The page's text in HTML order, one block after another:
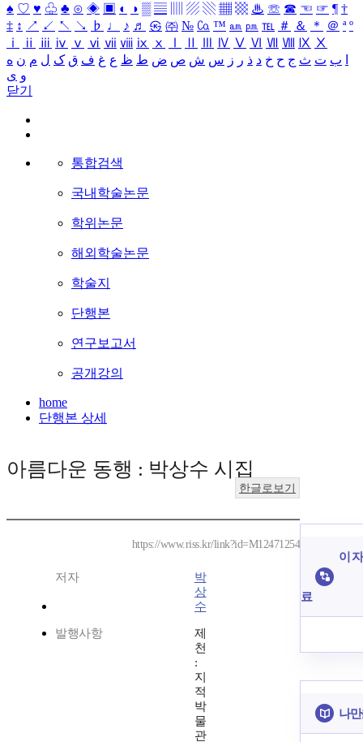
♠ ♡ ♥ ♧ ♣ ⊙ ◈ ▣ ◐ ◑ ▒ ▤ ▨ ▧ ▦ ▩ ♨ ☏ ☎ ☜ ☞ ¶ †
‡ ↕ ↗ ↙ ↖ ↘ ♭ ♩ ♪ ♬ ㉿ ㈜ № ㏇ ™ ㏂ ㏘ ℡ ＃ ＆ ＊ ＠ ª º
ⅰ
ⅱ ⅲ ⅳ ⅴ ⅵ ⅶ ⅷ ⅸ ⅹ Ⅳ Ⅴ Ⅵ Ⅶ Ⅷ Ⅸ Ⅹ
ب ت ث ج ح خ د ذ ر ز س ش ص ض ط ظ ع غ ف ق ک ل م ن ه
و ی
닫기
통합검색
국내학술논문
학위논문
해외학술논문
학술지
단행본
연구보고서
공개강의
home
단행본 상세
아름다운 동행 : 박상수 시집
한글로보기
https://www.riss.kr/link?id=M12471254
저자
박
상
수
발행사항
제
천
:
지
적
박
물
관
이
료
나